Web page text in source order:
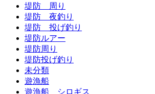
堤防 周り
堤防 夜釣り
堤防 投げ釣り
堤防ルアー
堤防周り
堤防投げ釣り
未分類
遊漁船
遊漁船 シロギス